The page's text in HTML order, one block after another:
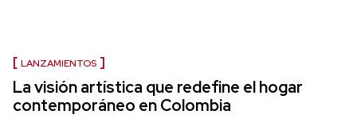
LANZAMIENTOS
La visión artística que redefine el hogar
contemporáneo en Colombia